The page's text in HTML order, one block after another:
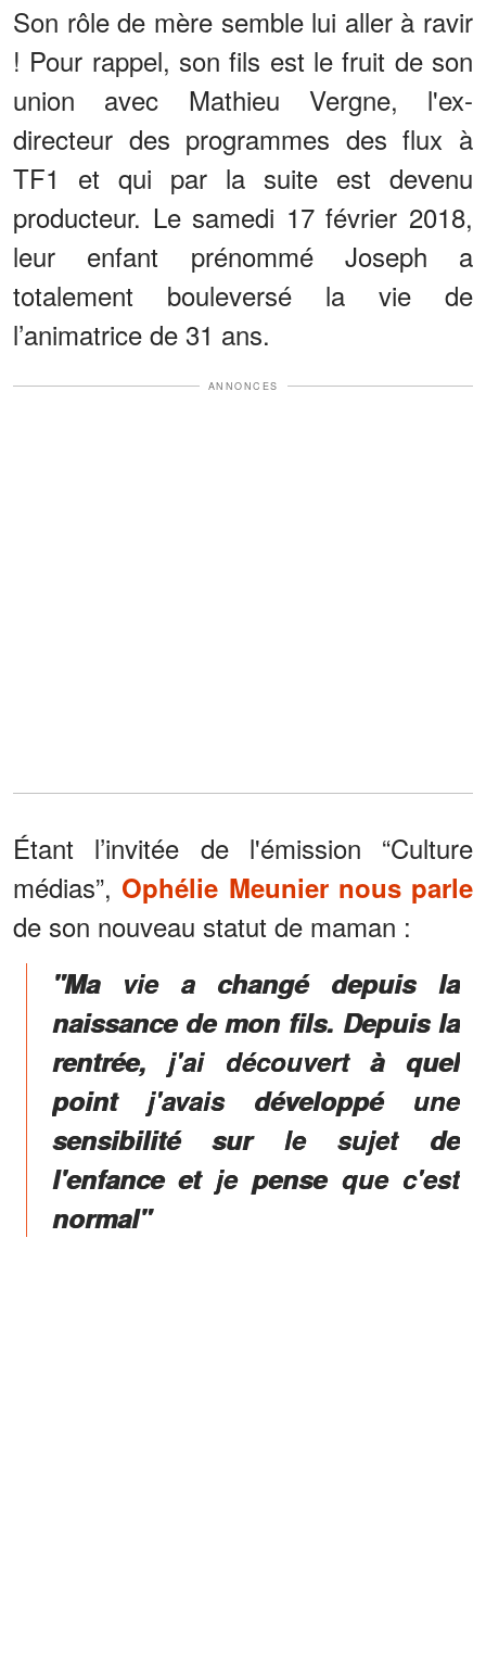
Son rôle de mère semble lui aller à ravir
! Pour rappel, son fils est le fruit de son
union avec Mathieu Vergne, l'ex-
directeur des programmes des flux à
TF1 et qui par la suite est devenu
producteur. Le samedi 17 février 2018,
leur enfant prénommé Joseph a
totalement bouleversé la vie de
l’animatrice de 31 ans.
ANNONCES
Étant l’invitée de l'émission “Culture
médias”, Ophélie Meunier nous parle
de son nouveau statut de maman :
"Ma vie a changé depuis la
naissance de mon fils. Depuis la
rentrée, j'ai découvert à quel
point j'avais développé une
sensibilité sur le sujet de
l'enfance et je pense que c'est
normal"